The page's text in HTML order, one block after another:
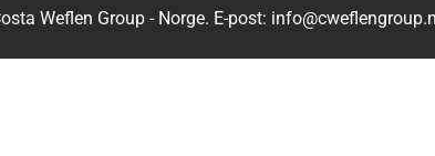
Weflen Group - Norge. E-post: